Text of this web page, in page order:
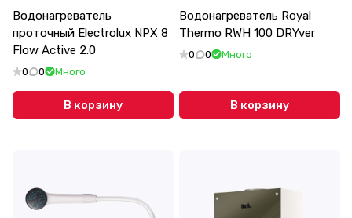
Водонагреватель
проточный Electrolux NPX 8
Flow Active 2.0
0 0 Много
В корзину
Водонагреватель Royal
Thermo RWH 100 DRYver
0 0 Много
В корзину